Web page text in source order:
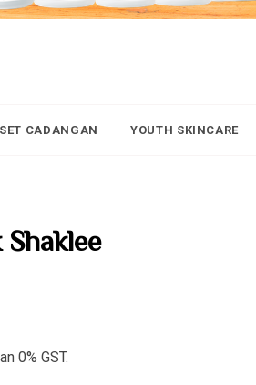
CADANGAN YOUTH SKINCARE
0% GST.